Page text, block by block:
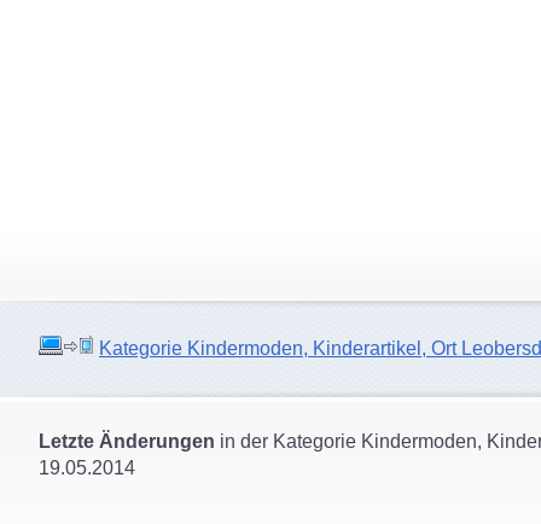
Kategorie Kindermoden, Kinderartikel, Ort
Letzte Änderungen in der Kategorie Kindermoden,
19.05.2014